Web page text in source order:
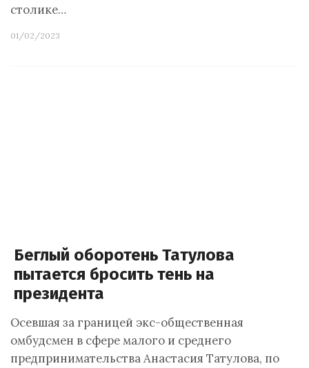
столике…
01/02/2023
Беглый оборотень Татулова
пытается бросить тень на
президента
Осевшая за границей экс-общественная
омбудсмен в сфере малого и среднего
предпринимательства Анастасия Татулова, по